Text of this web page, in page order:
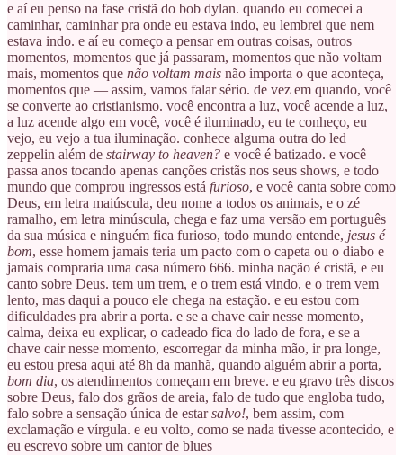
e aí eu penso na fase cristã do bob dylan. quando eu comecei a
caminhar, caminhar pra onde eu estava indo, eu lembrei que nem
estava indo. e aí eu começo a pensar em outras coisas, outros
momentos, momentos que já passaram, momentos que não voltam
mais, momentos que não voltam mais não importa o que aconteça,
momentos que — assim, vamos falar sério. de vez em quando, você
se converte ao cristianismo. você encontra a luz, você acende a luz,
a luz acende algo em você, você é iluminado, eu te conheço, eu
vejo, eu vejo a tua iluminação. conhece alguma outra do led
zeppelin além de stairway to heaven? e você é batizado. e você
passa anos tocando apenas canções cristãs nos seus shows, e todo
mundo que comprou ingressos está furioso, e você canta sobre como
Deus, em letra maiúscula, deu nome a todos os animais, e o zé
ramalho, em letra minúscula, chega e faz uma versão em português
da sua música e ninguém fica furioso, todo mundo entende, jesus é
bom, esse homem jamais teria um pacto com o capeta ou o diabo e
jamais compraria uma casa número 666. minha nação é cristã, e eu
canto sobre Deus. tem um trem, e o trem está vindo, e o trem vem
lento, mas daqui a pouco ele chega na estação. e eu estou com
dificuldades pra abrir a porta. e se a chave cair nesse momento,
calma, deixa eu explicar, o cadeado fica do lado de fora, e se a
chave cair nesse momento, escorregar da minha mão, ir pra longe,
eu estou presa aqui até 8h da manhã, quando alguém abrir a porta,
bom dia, os atendimentos começam em breve. e eu gravo três discos
sobre Deus, falo dos grãos de areia, falo de tudo que engloba tudo,
falo sobre a sensação única de estarsalvo!, bem assim, com
exclamação e vírgula. e eu volto, como se nada tivesse acontecido, e
eu escrevo sobre um cantor de blues